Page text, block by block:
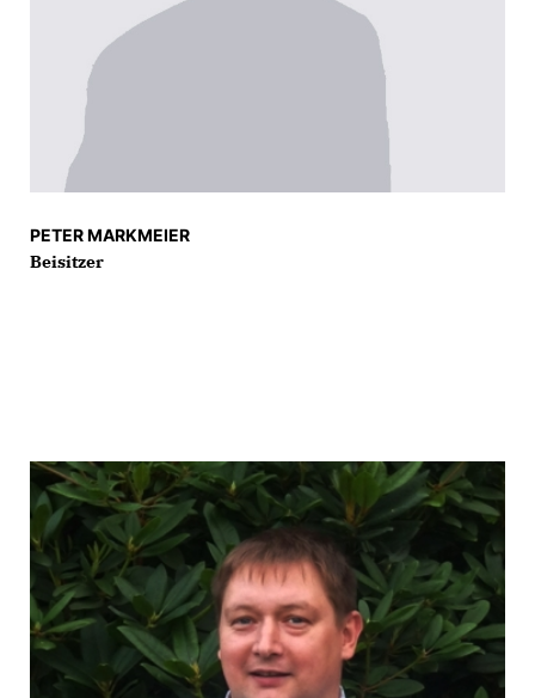
PETER MARKMEIER
Beisitzer